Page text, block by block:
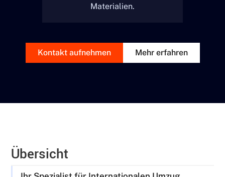
Materialien.
Kontakt aufnehmen Mehr erfahren
Übersicht